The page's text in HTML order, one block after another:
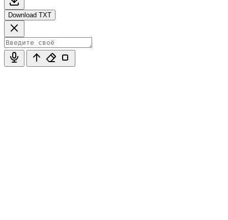
Download TXT